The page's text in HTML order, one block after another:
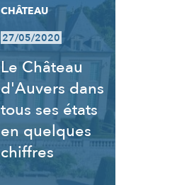
CHÂTEAU
27/05/2020
Le Château
d'Auvers dans
tous ses états
en quelques
chiffres